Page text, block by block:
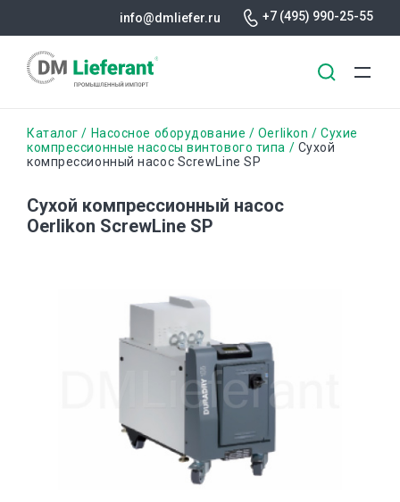
основному
info@dmliefer.ru +7 (495) 990-25-55
Строка
навигации
Каталог Насосное оборудование Oerlikon
Сухие
компрессионные насосы винтового типа
Сухой
компрессионный насос ScrewLine SP
Сухой компрессионный насос
Oerlikon ScrewLine SP